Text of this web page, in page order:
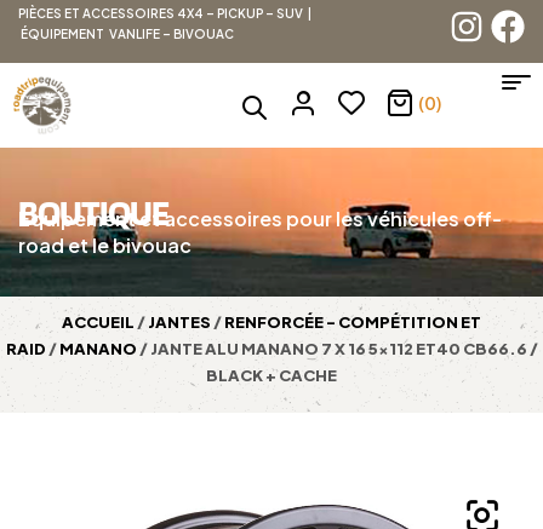
PIÈCES ET ACCESSOIRES 4X4 – PICKUP – SUV |
ÉQUIPEMENT VANLIFE – BIVOUAC
(0)
BOUTIQUE
Équipement et accessoires pour les véhicules off-
road et le bivouac
ACCUEIL /JANTES /RENFORCÉE - COMPÉTITION ET
RAID /MANANO / JANTE ALU MANANO 7 X 16 5×112 ET40 CB66.6 /
BLACK + CACHE